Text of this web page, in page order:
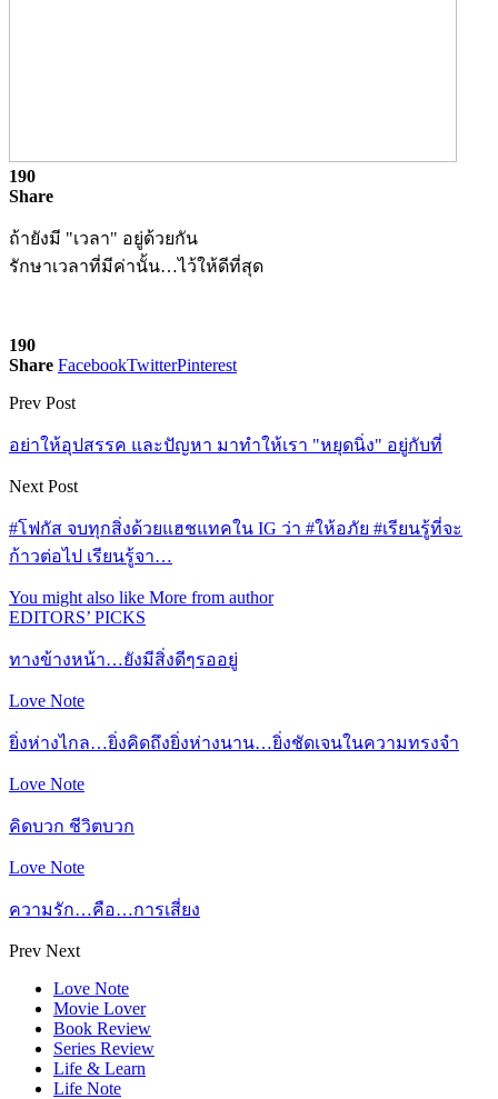
190
Share
ถ้ายังมี "เวลา" อยู่ด้วยกัน
รักษาเวลาที่มีค่านั้น…ไว้ให้ดีที่สุด
190
Share FacebookTwitterPinterest
Prev Post
อย่าให้อุปสรรค และปัญหา มาทำให้เรา "หยุดนิ่ง" อยู่กับที่
Next Post
#โฟกัส จบทุกสิ่งด้วยแฮชแทคใน IG ว่า #ให้อภัย #เรียนรู้ที่จะ
ก้าวต่อไป เรียนรู้จา…
You might also like More from author
EDITORS’ PICKS
ทางข้างหน้า…ยังมีสิ่งดีๆรออยู่
Love Note
ยิ่งห่างไกล…ยิ่งคิดถึงยิ่งห่างนาน…ยิ่งชัดเจนในความทรงจำ
Love Note
คิดบวก ชีวิตบวก
Love Note
ความรัก…คือ…การเสี่ยง
Prev Next
Love Note
Movie Lover
Book Review
Series Review
Life & Learn
Life Note